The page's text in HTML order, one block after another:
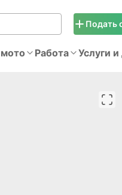
Подать
Работа Услуги